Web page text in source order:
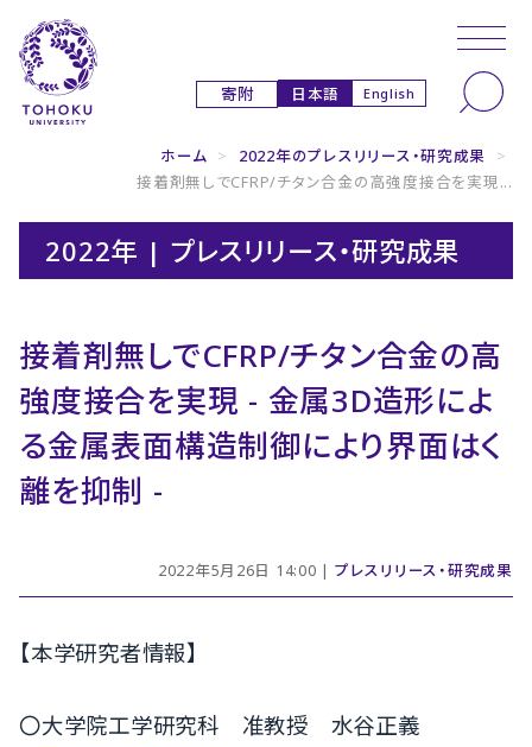
寄附 日本語 English
ホーム > 2022年のプレスリリース・研究成果
>
接着剤無しでCFRP/チタン合金の高強度接合を実現...
2022年 | プレスリリース・研究成果
接着剤無しでCFRP/チタン合金の高
強度接合を実現 - 金属3D造形によ
る金属表面構造制御により界面はく
離を抑制 -
2022年5月26日 14:00 | プレスリリース・研究成果
【本学研究者情報】
〇大学院工学研究科 准教授 水谷正義